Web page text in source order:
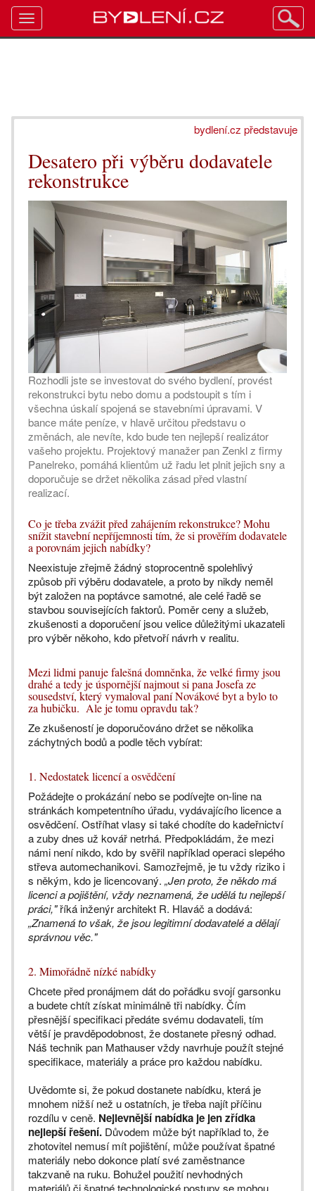
bydlení.cz představuje
Desatero při výběru dodavatele
rekonstrukce
Rozhodli jste se investovat do svého bydlení, provést
rekonstrukci bytu nebo domu a podstoupit s tím i
všechna úskalí spojená se stavebními úpravami. V
bance máte peníze, v hlavě určitou představu o
změnách, ale nevíte, kdo bude ten nejlepší realizátor
vašeho projektu. Projektový manažer pan Zenkl z firmy
Panelreko, pomáhá klientům už řadu let plnit jejich sny a
doporučuje se držet několika zásad před vlastní
realizací.
Co je třeba zvážit před zahájením rekonstrukce? Mohu
snížit stavební nepříjemnosti tím, že si prověřím dodavatele
a porovnám jejich nabídky?
Neexistuje zřejmě žádný stoprocentně spolehlivý
způsob při výběru dodavatele, a proto by nikdy neměl
být založen na poptávce samotné, ale celé řadě se
stavbou souvisejících faktorů. Poměr ceny a služeb,
zkušenosti a doporučení jsou velice důležitými ukazateli
pro výběr někoho, kdo přetvoří návrh v realitu.
Mezi lidmi panuje falešná domněnka, že velké firmy jsou
drahé a tedy je úspornější najmout si pana Josefa ze
sousedství, který vymaloval paní Novákové byt a bylo to
za hubičku. Ale je tomu opravdu tak?
Ze zkušeností je doporučováno držet se několika
záchytných bodů a podle těch vybírat:
1. Nedostatek licencí a osvědčení
Požádejte o prokázání nebo se podívejte on-line na
stránkách kompetentního úřadu, vydávajícího licence a
osvědčení. Ostříhat vlasy si také chodíte do kadeřnictví
a zuby dnes už kovář netrhá. Předpokládám, že mezi
námi není nikdo, kdo by svěřil například operaci slepého
střeva automechanikovi. Samozřejmě, je tu vždy riziko i
s někým, kdo je licencovaný. „Jen proto, že někdo má
licenci a pojištění, vždy neznamená, že udělá tu nejlepší
práci,"říká inženýr architekt R. Hlaváč a dodává:
„Znamená to však, že jsou legitimní dodavatelé a dělají
správnou věc."
2. Mimořádně nízké nabídky
Chcete před pronájmem dát do pořádku svojí garsonku
a budete chtít získat minimálně tři nabídky. Čím
přesnější specifikaci předáte svému dodavateli, tím
větší je pravděpodobnost, že dostanete přesný odhad.
Náš technik pan Mathauser vždy navrhuje použít stejné
specifikace, materiály a práce pro každou nabídku.
Uvědomte si, že pokud dostanete nabídku, která je
mnohem nižší než u ostatních, je třeba najít příčinu
rozdílu v ceně. Nejlevnější nabídka je jen zřídka
nejlepší řešení. Důvodem může být například to, že
zhotovitel nemusí mít pojištění, může používat špatné
materiály nebo dokonce platí své zaměstnance
takzvaně na ruku. Bohužel použití nevhodných
materiálů či špatné technologické postupy se mohou
Toggle
navigation